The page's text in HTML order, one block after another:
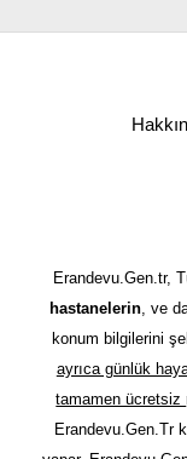
Erandevu.Gen.tr,
hastanelerin, ve
konum bilgilerini
ayrıca günlük
tamamen ücretsiz
Erandevu.Gen.Tr